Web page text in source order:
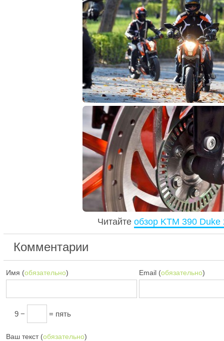
Читайте обзор KTM 390 Duke
Комментарии
Имя (обязательно) Email (обязательно)
9 − = пять
Ваш текст (обязательно)